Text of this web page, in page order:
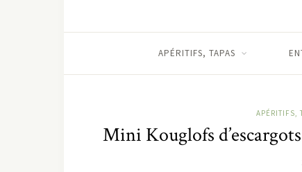
APÉRITIFS, TAPAS
APÉRITIFS,
Mini Kouglofs